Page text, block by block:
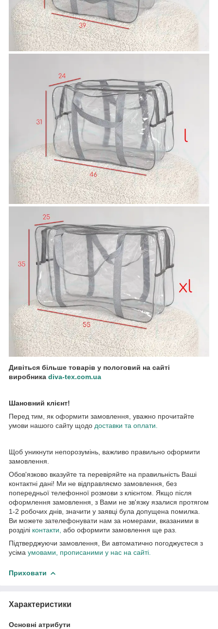
Дивіться більше товарів у пологовий на сайті
виробника diva-tex.com.ua
Шановний клієнт!
Перед тим, як оформити замовлення, уважно прочитайте
умови нашого сайту щодо доставки та оплати.
Щоб уникнути непорозумінь, важливо правильно оформити
замовлення.
Обов'язково вказуйте та перевіряйте на правильність Ваші
контактні дані! Ми не відправляємо замовлення, без
попередньої телефонної розмови з клієнтом. Якщо після
оформлення замовлення, з Вами не зв'язку язалися протягом
1-2 робочих днів, значити у заявці була допущена помилка.
Ви можете зателефонувати нам за номерами, вказаними в
розділі контакти або оформити замовлення ще раз.
Підтверджуючи замовлення, Ви автоматично погоджуєтеся з
усіма умовами, прописаними у нас на сайті.
Приховати
Характеристики
Основні атрибути